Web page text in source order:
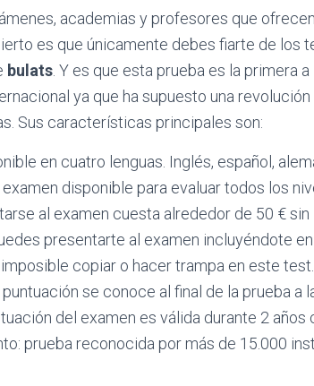
academias y profesores que
es que únicamente debes fiarte de los
bulats . Y es que esta prueba es la primera
ya que ha supuesto una
Sus características principales son:
en cuatro lenguas. Inglés, español,
examen disponible para evaluar todos los
al examen cuesta alrededor de 50 € sin
presentarte al examen incluyéndote
copiar o hacer trampa en este test.
puntuación se conoce al final de la prueba a
del examen es válida durante 2
prueba reconocida por más de 15.000